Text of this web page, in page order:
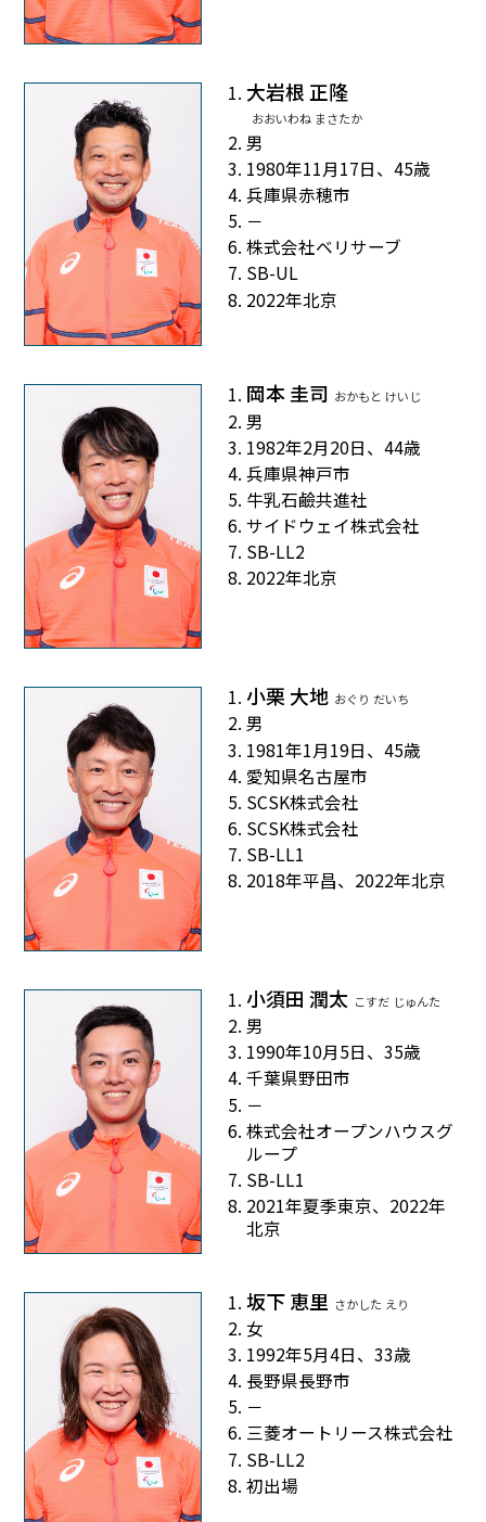
大岩根 正隆
おおいわね まさたか
男
1980年11月17日、45歳
兵庫県赤穂市
－
株式会社ベリサーブ
SB-UL
2022年北京
岡本 圭司 おかもと けいじ
男
1982年2月20日、44歳
兵庫県神戸市
牛乳石鹼共進社
サイドウェイ株式会社
SB-LL2
2022年北京
小栗 大地 おぐり だいち
男
1981年1月19日、45歳
愛知県名古屋市
SCSK株式会社
SCSK株式会社
SB-LL1
2018年平昌、2022年北京
小須田 潤太 こすだ じゅんた
男
1990年10月5日、35歳
千葉県野田市
－
株式会社オープンハウスグ
ループ
SB-LL1
2021年夏季東京、2022年
北京
坂下 恵里 さかした えり
女
1992年5月4日、33歳
長野県長野市
－
三菱オートリース株式会社
SB-LL2
初出場